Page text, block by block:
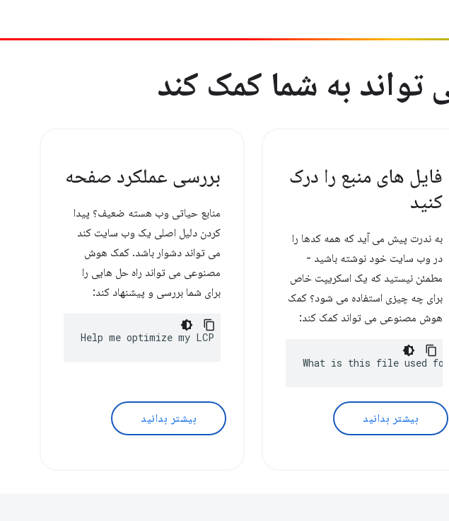
به شما کمک کند
فایل های منبع را درک
کنید
به ندرت پیش می آید که همه کدها را
در وب سایت خود نوشته باشید -
مطمئن نیستید که یک اسکریپت خاص
برای چه چیزی استفاده می شود؟ کمک
هوش مصنوعی می تواند کمک کند:
What is this file used for?
بیشتر بدانید
بررسی عملکرد صفحه
منابع حیاتی وب هسته ضعیف؟ پیدا
کردن دلیل اصلی یک وب سایت کند
می تواند دشوار باشد. کمک هوش
مصنوعی می تواند راه حل هایی را
برای شما بررسی و پیشنهاد کند:
Help me optimize my LCP score
بیشتر بدانید